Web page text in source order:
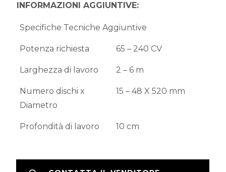
INFORMAZIONI AGGIUNTIVE:
Specifiche Tecniche Aggiuntive
Potenza richiesta 65 – 240 CV
Larghezza di lavoro 2 – 6 m
Numero dischi x
Diametro
15 – 48 X 520 mm
Profondità di lavoro 10 cm